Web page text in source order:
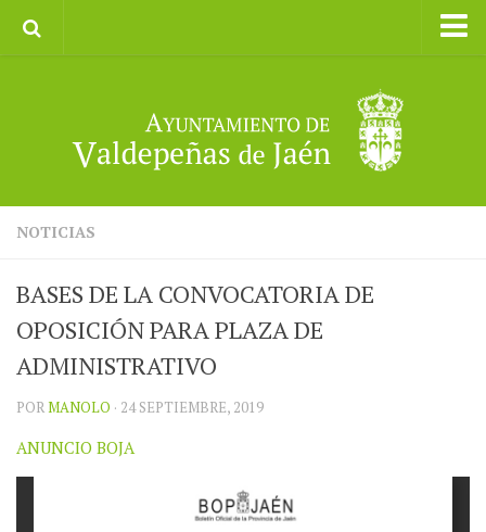
II CXM ROMPEALBARCAS 2023
NOTICIAS
BASES DE LA CONVOCATORIA DE
OPOSICIÓN PARA PLAZA DE
ADMINISTRATIVO
PORMANOLO · 24 SEPTIEMBRE, 2019
ANUNCIO BOJA